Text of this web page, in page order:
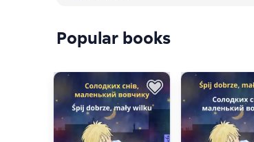
Popular books